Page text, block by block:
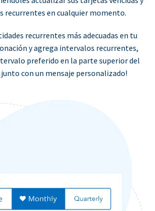
recurrentes en cualquier momento.
recurrentes más adecuadas en tu
y agrega intervalos recurrentes,
preferido en la parte superior del
con un mensaje personalizado!